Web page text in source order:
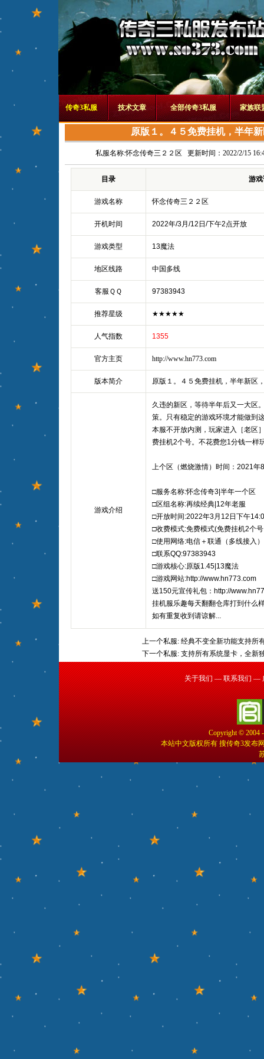
传奇3私服 技术文章 全部传奇3私服 家族联
原版１。４５免费挂机，半年
私服名称:怀念传奇三２２区 更新时间：2022/2/15
目录 游
游戏名称 怀念传奇三２２区
开机时间 2022年/3月/12日/下午2点开放
游戏类型 13魔法
地区线路 中国多线
客服ＱＱ 97383943
推荐星级 ★★★★★
人气指数 1355
官方主页 http://www.hn773.com
版本简介 原版１。４５免费挂机，半年新区
游戏介绍
久违的新区，等待半年后又一大区
策。只有稳定的游戏环境才能做到
本服不开放内测，玩家进入［老区
费挂机2个号。不花费您1分钱一样
上个区（燃烧激情）时间：2021年
□服务名称:怀念传奇3|半年一个区
□区组名称:再续经典|12年老服
□开放时间:2022年3月12日下午
□收费模式:免费模式(免费挂机2个
□使用网络:电信＋联通（多线接入）
□联系QQ:97383943
□游戏核心:原版1.45|13魔法
□游戏网站:http://www.hn773.com
送150元宣传礼包：http://
挂机服乐趣每天翻翻仓库打到什么
如有重复收到请谅解...
上一个私服: 经典不变全新功能支持所
下一个私服: 支持所有系统显卡，全新
关于我们 — 联系我们 —
Copyright © 2004
本站中文版权所有 搜传奇3发布